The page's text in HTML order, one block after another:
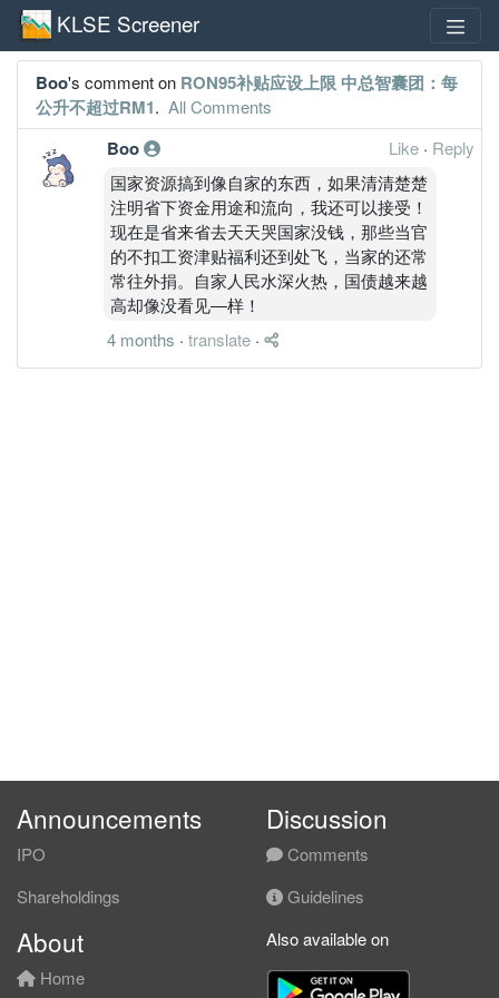
KLSE Screener
Boo's comment on RON95补贴应设上限 中总智囊团：每
公升不超过RM1. All Comments
Boo Like · Reply
国家资源搞到像自家的东西，如果清清楚楚
注明省下资金用途和流向，我还可以接受！
现在是省来省去天天哭国家没钱，那些当官
的不扣工资津贴福利还到处飞，当家的还常
常往外捐。自家人民水深火热，国债越来越
高却像没看见―样！
4 months · translate ·
Announcements
IPO
Shareholdings
Discussion
Comments
Guidelines
About
Home
Also available on